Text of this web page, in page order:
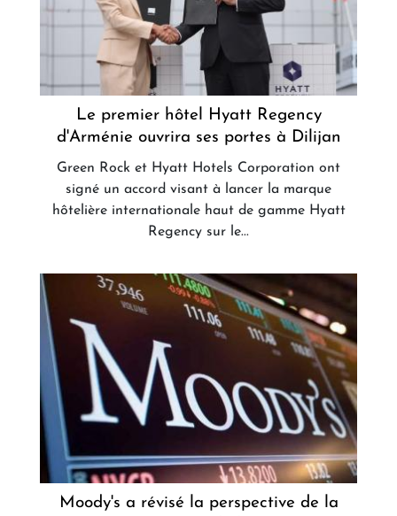
Le premier hôtel Hyatt Regency
d'Arménie ouvrira ses portes à Dilijan
Green Rock et Hyatt Hotels Corporation ont
signé un accord visant à lancer la marque
hôtelière internationale haut de gamme Hyatt
Regency sur le...
Moody's a révisé la perspective de la